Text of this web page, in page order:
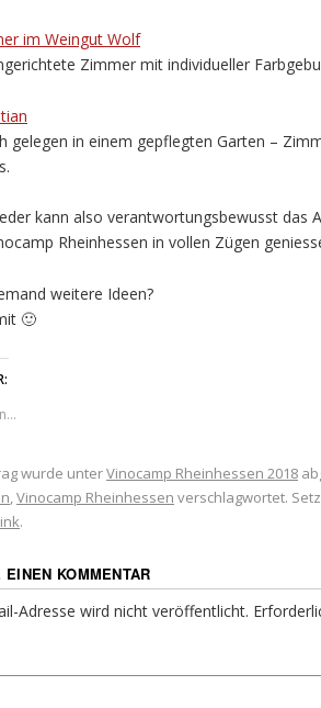
im Weingut Wolf
Zimmer mit individueller
gelegen in einem gepflegten Garten –
kann also verantwortungsbewusst das
Rheinhessen in vollen Zügen
weitere Ideen?
🙂
wurde unterVinocamp Rheinhessen 2018
,Vinocamp Rheinhessen verschlagwortet.
.
KOMMENTAR
Adresse wird nicht veröffentlicht.